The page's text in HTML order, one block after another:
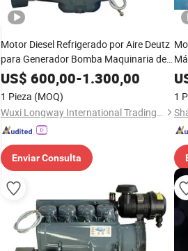
Motor Diesel Refrigerado por Aire Deutz
para Generador Bomba Maquinaria de
Construcción (F4L912)
US$ 600,00-1.300,00
1 Pieza (MOQ)
Wuxi Longway International Trading Co., Ltd.
Enviar Consulta
1